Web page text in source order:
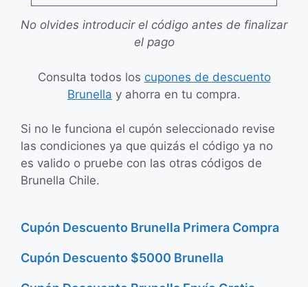
No olvides introducir el código antes de finalizar
el pago
Consulta todos los cupones de descuento
Brunella y ahorra en tu compra.
Si no le funciona el cupón seleccionado revise
las condiciones ya que quizás el código ya no
es valido o pruebe con las otras códigos de
Brunella Chile.
Cupón Descuento Brunella Primera Compra
Cupón Descuento $5000 Brunella